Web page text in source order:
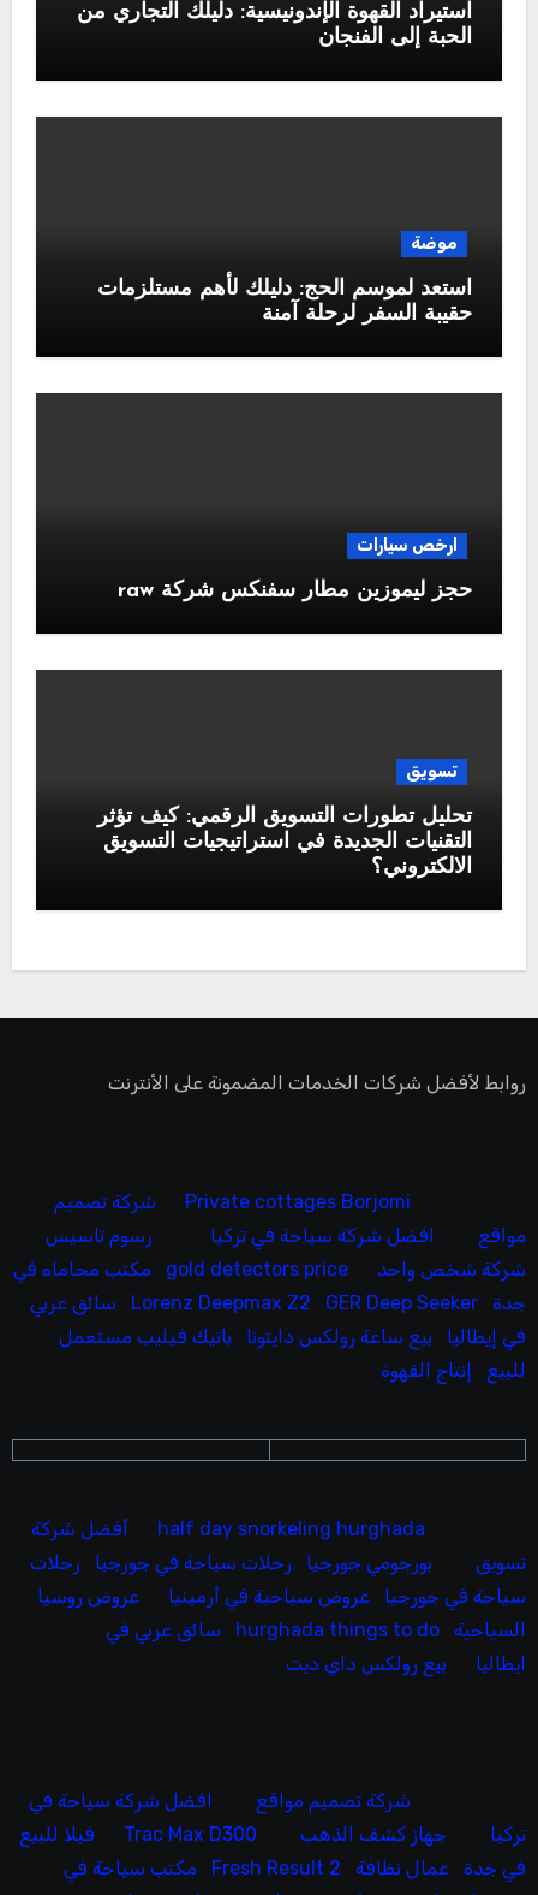
استيراد القهوة الإندونيسية: دليلك التجاري من
الحبة إلى الفنجان
موضة
استعد لموسم الحج: دليلك لأهم مستلزمات
حقيبة السفر لرحلة آمنة
ارخص سيارات
حجز ليموزين مطار سفنكس شركة raw
تسويق
تحليل تطورات التسويق الرقمي: كيف تؤثر
التقنيات الجديدة في استراتيجيات التسويق
الالكتروني؟
روابط لأفضل شركات الخدمات المضمونة على الأنترنت
Private cottages Borjomi
شركة تصميم
مواقع
افضل شركة سياحة في تركيا
رسوم تاسيس
شركة شخص واحد
gold detectors price
مكتب محاماه في
جدة
Lorenz Deepmax Z2 GER Deep Seeker
سائق عربي
في إيطاليا
بيع ساعة رولكس دايتونا
باتيك فيليب مستعمل
للبيع
إنتاج القهوة
half day snorkeling hurghada
أفضل شركة
تسويق
بورجومي جورجيا رحلات سياحة في جورجيا
رحلات
سياحة في جورجيا
عروض سياحية في أرمينيا
عروض روسيا
السياحية
hurghada things to do
سائق عربي في
ايطاليا
بيع رولكس داي ديت
شركة تصميم مواقع
افضل شركة سياحة في
تركيا
جهاز كشف الذهب Trac Max D300
فيلا للبيع
في جدة
عمال نظافة Fresh Result 2
مكتب سياحة في